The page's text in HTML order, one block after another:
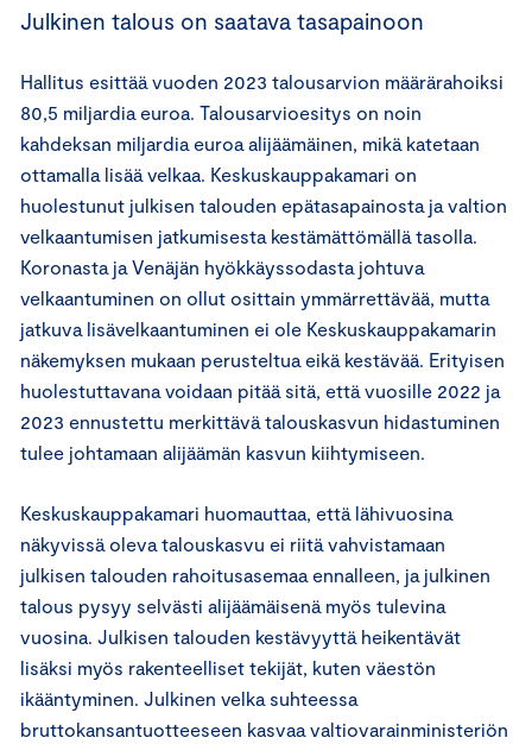
Julkinen talous on saatava tasapainoon
Hallitus esittää vuoden 2023 talousarvion määrärahoiksi
80,5 miljardia euroa. Talousarvioesitys on noin
kahdeksan miljardia euroa alijäämäinen, mikä katetaan
ottamalla lisää velkaa. Keskuskauppakamari on
huolestunut julkisen talouden epätasapainosta ja valtion
velkaantumisen jatkumisesta kestämättömällä tasolla.
Koronasta ja Venäjän hyökkäyssodasta johtuva
velkaantuminen on ollut osittain ymmärrettävää, mutta
jatkuva lisävelkaantuminen ei ole Keskuskauppakamarin
näkemyksen mukaan perusteltua eikä kestävää. Erityisen
huolestuttavana voidaan pitää sitä, että vuosille 2022 ja
2023 ennustettu merkittävä talouskasvun hidastuminen
tulee johtamaan alijäämän kasvun kiihtymiseen.
Keskuskauppakamari huomauttaa, että lähivuosina
näkyvissä oleva talouskasvu ei riitä vahvistamaan
julkisen talouden rahoitusasemaa ennalleen, ja julkinen
talous pysyy selvästi alijäämäisenä myös tulevina
vuosina. Julkisen talouden kestävyyttä heikentävät
lisäksi myös rakenteelliset tekijät, kuten väestön
ikääntyminen. Julkinen velka suhteessa
bruttokansantuotteeseen kasvaa valtiovarainministeriön